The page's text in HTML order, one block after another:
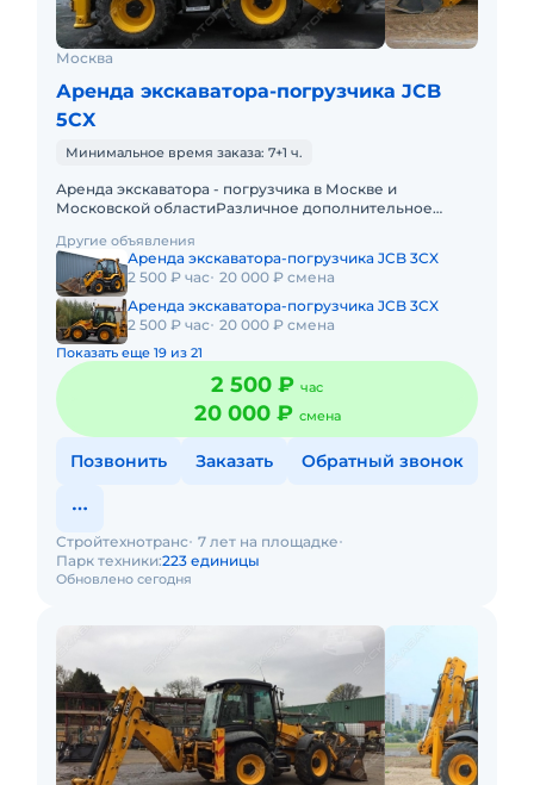
Москва
Аренда экскаватора-погрузчика JCB
5CX
Минимальное время заказа: 7+1 ч.
Аренда экскаватора - погрузчика в Москве и
Московской областиРазличное дополнительное
отчетных документов. С о
Другие объявления
Аренда экскаватора-погрузчика JCB 3CX
2 500 ₽ час 20 000 ₽ смена
Аренда экскаватора-погрузчика JCB 3CX
2 500 ₽ час 20 000 ₽ смена
Показать еще 19 из 21
2 500 ₽ час
20 000 ₽ смена
Позвонить Заказать Обратный звонок
Обновлено сегодня
Стройтехнотранс 7 лет на площадке
Парк техники:223 единицы